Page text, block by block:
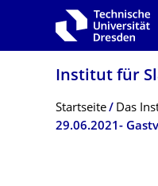
springen
Institut für
Breadcrumb-
Startseite Das
29.06.2021-